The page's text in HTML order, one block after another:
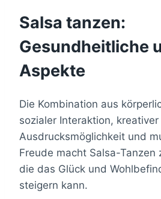
Salsa tanzen:
Gesundheitliche
Aspekte
Die Kombination aus
sozialer Interaktion, kreativer
Ausdrucksmöglichkeit und
Freude macht Salsa-Tanzen
die das Glück und
steigern kann.